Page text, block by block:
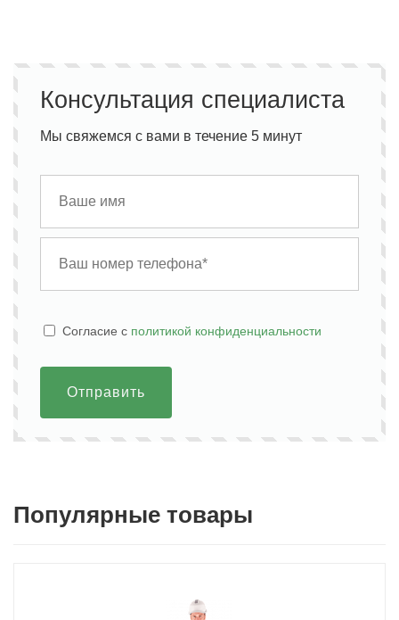
Консультация специалиста
Мы свяжемся с вами в течение 5 минут
Cогласие с политикой конфиденциальности
Отправить
Популярные товары